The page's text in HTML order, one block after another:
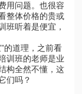
用问题。也很容
整体价格的贵或
班听着是便宜，
的道理，之前看
训班的老师是业
构全然不懂，这
们吗？